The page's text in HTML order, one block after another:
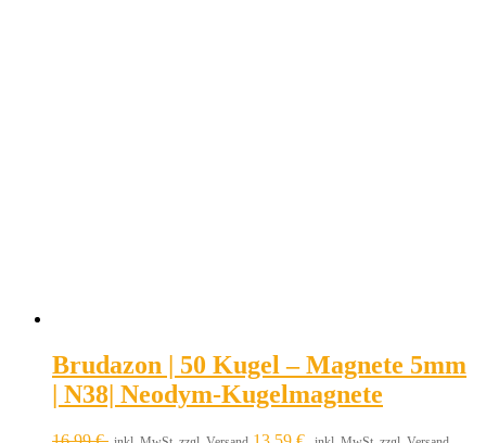
Brudazon | 50 Kugel – Magnete 5mm
| N38| Neodym-Kugelmagnete